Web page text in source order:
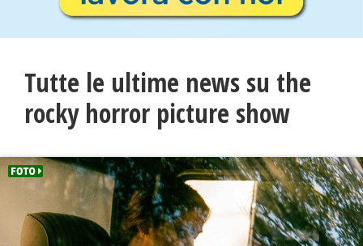
Tutte le ultime news su the
rocky horror picture show